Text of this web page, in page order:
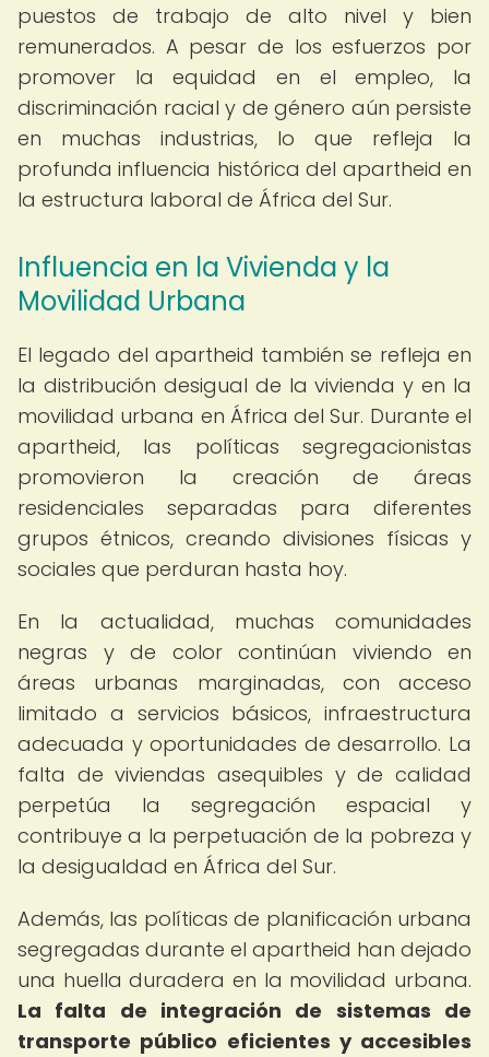
puestos de trabajo de alto nivel y bien
remunerados. A pesar de los esfuerzos por
promover la equidad en el empleo, la
discriminación racial y de género aún persiste
en muchas industrias, lo que refleja la
profunda influencia histórica del apartheid en
la estructura laboral de África del Sur.
Influencia en la Vivienda y la
Movilidad Urbana
El legado del apartheid también se refleja en
la distribución desigual de la vivienda y en la
movilidad urbana en África del Sur. Durante el
apartheid, las políticas segregacionistas
promovieron la creación de áreas
residenciales separadas para diferentes
grupos étnicos, creando divisiones físicas y
sociales que perduran hasta hoy.
En la actualidad, muchas comunidades
negras y de color continúan viviendo en
áreas urbanas marginadas, con acceso
limitado a servicios básicos, infraestructura
adecuada y oportunidades de desarrollo. La
falta de viviendas asequibles y de calidad
perpetúa la segregación espacial y
contribuye a la perpetuación de la pobreza y
la desigualdad en África del Sur.
Además, las políticas de planificación urbana
segregadas durante el apartheid han dejado
una huella duradera en la movilidad urbana.
La falta de integración de sistemas de
transporte público eficientes y accesibles